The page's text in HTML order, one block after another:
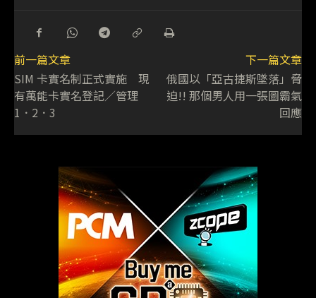
前一篇文章
SIM 卡實名制正式實施 現
有萬能卡實名登記／管理
1．2．3
下一篇文章
俄國以「亞古捷斯墜落」脅
迫!! 那個男人用一張圖霸氣
回應